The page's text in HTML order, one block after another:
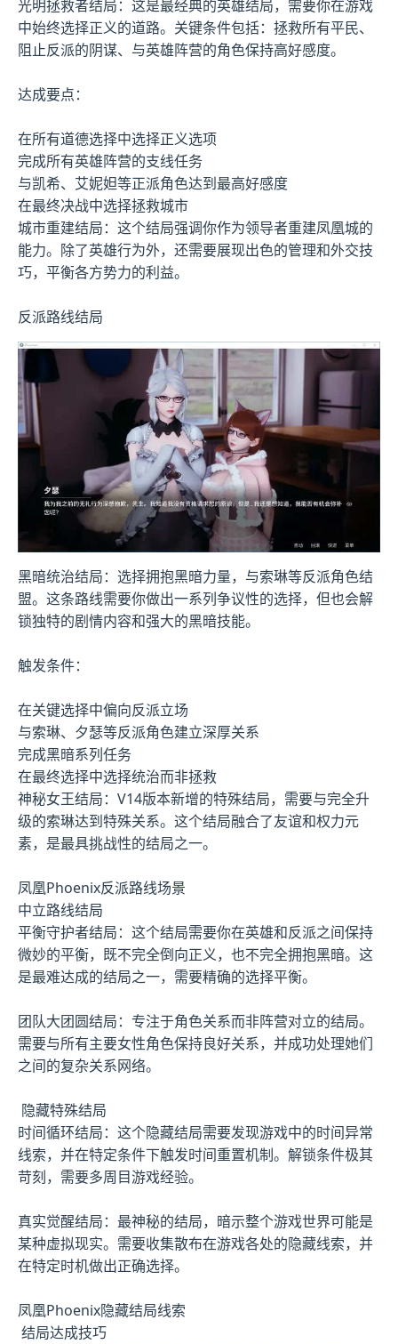
光明拯救者结局：这是最经典的英雄结局，需要你在游戏
中始终选择正义的道路。关键条件包括：拯救所有平民、
阻止反派的阴谋、与英雄阵营的角色保持高好感度。
达成要点：
在所有道德选择中选择正义选项
完成所有英雄阵营的支线任务
与凯希、艾妮妲等正派角色达到最高好感度
在最终决战中选择拯救城市
城市重建结局：这个结局强调你作为领导者重建凤凰城的
能力。除了英雄行为外，还需要展现出色的管理和外交技
巧，平衡各方势力的利益。
反派路线结局
黑暗统治结局：选择拥抱黑暗力量，与索琳等反派角色结
盟。这条路线需要你做出一系列争议性的选择，但也会解
锁独特的剧情内容和强大的黑暗技能。
触发条件：
在关键选择中偏向反派立场
与索琳、夕瑟等反派角色建立深厚关系
完成黑暗系列任务
在最终选择中选择统治而非拯救
神秘女王结局：V14版本新增的特殊结局，需要与完全升
级的索琳达到特殊关系。这个结局融合了友谊和权力元
素，是最具挑战性的结局之一。
凤凰Phoenix反派路线场景
中立路线结局
平衡守护者结局：这个结局需要你在英雄和反派之间保持
微妙的平衡，既不完全倒向正义，也不完全拥抱黑暗。这
是最难达成的结局之一，需要精确的选择平衡。
团队大团圆结局：专注于角色关系而非阵营对立的结局。
需要与所有主要女性角色保持良好关系，并成功处理她们
之间的复杂关系网络。
隐藏特殊结局
时间循环结局：这个隐藏结局需要发现游戏中的时间异常
线索，并在特定条件下触发时间重置机制。解锁条件极其
苛刻，需要多周目游戏经验。
真实觉醒结局：最神秘的结局，暗示整个游戏世界可能是
某种虚拟现实。需要收集散布在游戏各处的隐藏线索，并
在特定时机做出正确选择。
凤凰Phoenix隐藏结局线索
结局达成技巧